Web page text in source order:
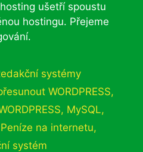
ušetří spoustu
hostingu. Přejeme
systémy
WORDPRESS,
, MySQL,
Peníze na internetu,
systém